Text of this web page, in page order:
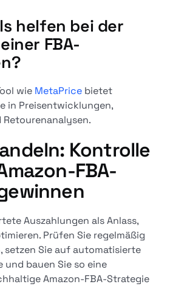
helfen bei der
FBA-
wie MetaPrice bietet
in Preisentwicklungen,
Kontrolle
FBA-
Auszahlungen als Anlass,
Prüfen Sie regelmäßig
setzen Sie auf automatisierte
und bauen Sie so eine
Amazon-FBA-Strategie